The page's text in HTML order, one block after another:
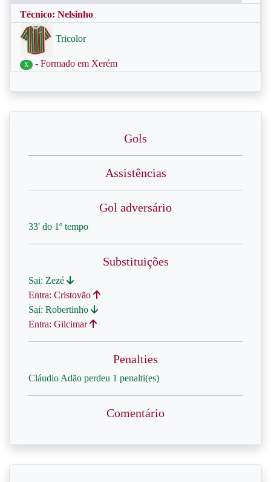
Técnico: Nelsinho
Tricolor
X - Formado em Xerém
Gols
Assistências
Gol adversário
33' do 1º tempo
Substituições
Sai: Zezé
Entra: Cristovão
Sai: Robertinho
Entra: Gilcimar
Penalties
Cláudio Adão perdeu 1 penalti(es)
Comentário